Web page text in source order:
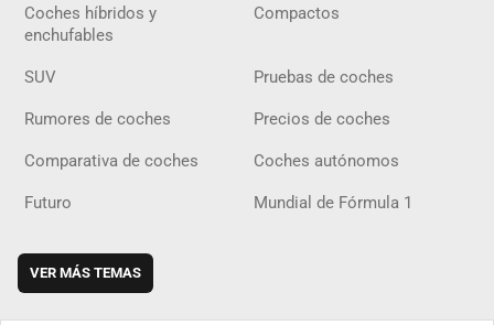
Coches híbridos y
enchufables
Compactos
SUV Pruebas de coches
Rumores de coches Precios de coches
Comparativa de coches Coches autónomos
Futuro Mundial de Fórmula 1
VER MÁS TEMAS